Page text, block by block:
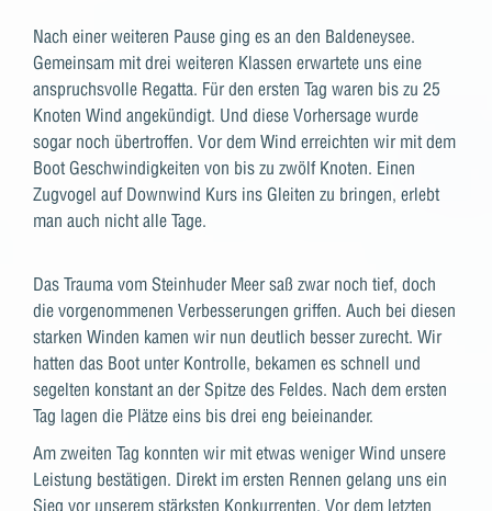
Nach einer weiteren Pause ging es an den Baldeneysee.
Gemeinsam mit drei weiteren Klassen erwartete uns eine
anspruchsvolle Regatta. Für den ersten Tag waren bis zu 25
Knoten Wind angekündigt. Und diese Vorhersage wurde
sogar noch übertroffen. Vor dem Wind erreichten wir mit dem
Boot Geschwindigkeiten von bis zu zwölf Knoten. Einen
Zugvogel auf Downwind Kurs ins Gleiten zu bringen, erlebt
man auch nicht alle Tage.
Das Trauma vom Steinhuder Meer saß zwar noch tief, doch
die vorgenommenen Verbesserungen griffen. Auch bei diesen
starken Winden kamen wir nun deutlich besser zurecht. Wir
hatten das Boot unter Kontrolle, bekamen es schnell und
segelten konstant an der Spitze des Feldes. Nach dem ersten
Tag lagen die Plätze eins bis drei eng beieinander.
Am zweiten Tag konnten wir mit etwas weniger Wind unsere
Leistung bestätigen. Direkt im ersten Rennen gelang uns ein
Sieg vor unserem stärksten Konkurrenten. Vor dem letzten